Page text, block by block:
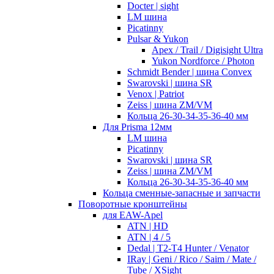
Docter | sight
LM шина
Picatinny
Pulsar & Yukon
Apex / Trail / Digisight Ultra
Yukon Nordforce / Photon
Schmidt Bender | шина Convex
Swarovski | шина SR
Venox | Patriot
Zeiss | шина ZM/VM
Кольца 26-30-34-35-36-40 мм
Для Prisma 12мм
LM шина
Picatinny
Swarovski | шина SR
Zeiss | шина ZM/VM
Кольца 26-30-34-35-36-40 мм
Кольца сменные-запасные и запчасти
Поворотные кронштейны
для EAW-Apel
ATN | HD
ATN | 4 / 5
Dedal | T2-T4 Hunter / Venator
IRay | Geni / Rico / Saim / Mate /
Tube / XSight